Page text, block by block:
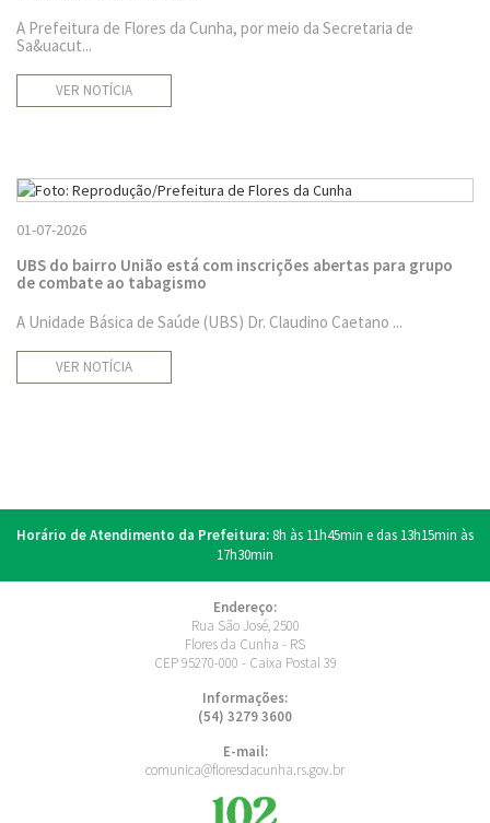
A Prefeitura de Flores da Cunha, por meio da Secretaria de
Sa&uacut...
VER NOTÍCIA
01-07-2026
UBS do bairro União está com inscrições abertas para grupo
de combate ao tabagismo
A Unidade Básica de Saúde (UBS) Dr. Claudino Caetano ...
VER NOTÍCIA
Horário de Atendimento da Prefeitura:8h às 11h45min e das 13h15min às
17h30min
Endereço:
Rua São José, 2500
Flores da Cunha - RS
CEP 95270-000 - Caixa Postal 39
Informações:
(54) 3279 3600
E-mail:
comunica@floresdacunha.rs.gov.br